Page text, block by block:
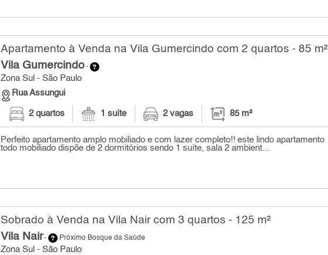
Apartamento à Venda na Vila Gumercindo com 2 quartos - 85 m²
Vila Gumercindo-
Zona Sul - São Paulo
Rua Assungui
2 quartos 1 suíte 2 vagas 85 m²
Perfeito apartamento amplo mobiliado e com lazer completo!! este lindo apartamento
todo mobiliado dispõe de 2 dormitórios sendo 1 suíte, sala 2 ambient...
Sobrado à Venda na Vila Nair com 3 quartos - 125 m²
Vila Nair- Próximo Bosque da Saúde
Zona Sul - São Paulo